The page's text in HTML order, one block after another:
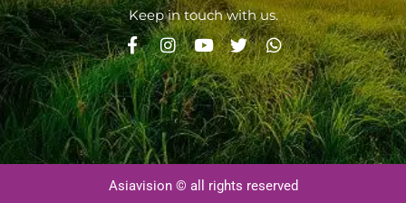
Keep in touch with us.
Asiavision © all rights reserved